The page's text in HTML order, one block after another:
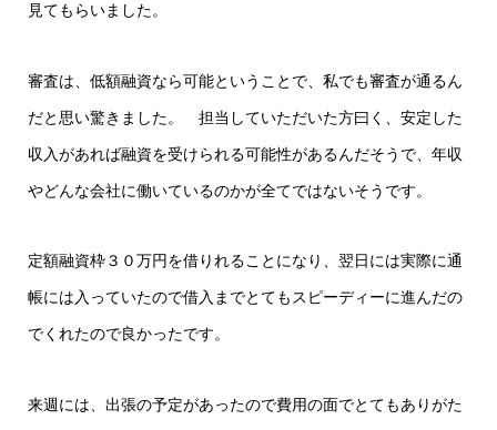
見てもらいました。
審査は、低額融資なら可能ということで、私でも審査が通るん
だと思い驚きました。 担当していただいた方曰く、安定した
収入があれば融資を受けられる可能性があるんだそうで、年収
やどんな会社に働いているのかが全てではないそうです。
定額融資枠３０万円を借りれることになり、翌日には実際に通
帳には入っていたので借入までとてもスピーディーに進んだの
でくれたので良かったです。
来週には、出張の予定があったので費用の面でとてもありがた